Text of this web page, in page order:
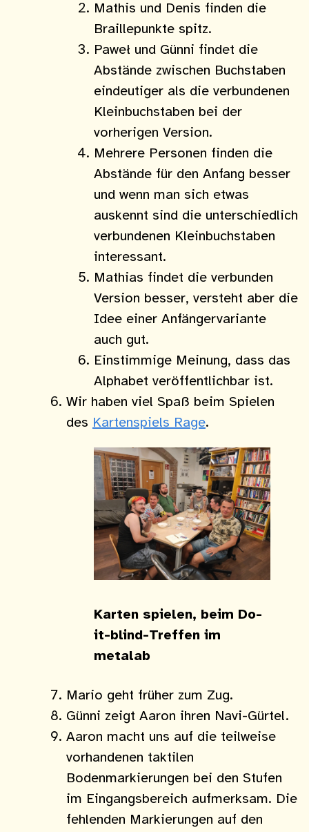
Mathis und Denis finden die
Braillepunkte spitz.
Paweł und Günni findet die
Abstände zwischen Buchstaben
eindeutiger als die verbundenen
Kleinbuchstaben bei der
vorherigen Version.
Mehrere Personen finden die
Abstände für den Anfang besser
und wenn man sich etwas
auskennt sind die unterschiedlich
verbundenen Kleinbuchstaben
interessant.
Mathias findet die verbunden
Version besser, versteht aber die
Idee einer Anfängervariante
auch gut.
Einstimmige Meinung, dass das
Alphabet veröffentlichbar ist.
Wir haben viel Spaß beim Spielen
des Kartenspiels Rage.
Karten spielen, beim Do-
it-blind-Treffen im
metalab
Mario geht früher zum Zug.
Günni zeigt Aaron ihren Navi-Gürtel.
Aaron macht uns auf die teilweise
vorhandenen taktilen
Bodenmarkierungen bei den Stufen
im Eingangsbereich aufmerksam. Die
fehlenden Markierungen auf den